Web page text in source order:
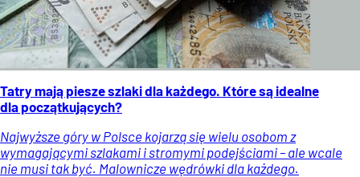
Tatry mają piesze szlaki dla każdego. Które są idealne
dla początkujących?
Najwyższe góry w Polsce kojarzą się wielu osobom z
wymagającymi szlakami i stromymi podejściami – ale wcale
nie musi tak być. Malownicze wędrówki dla każdego.